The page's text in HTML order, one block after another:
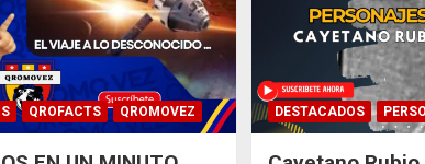
QROFACTS QROMOVEZ DESTACADOS